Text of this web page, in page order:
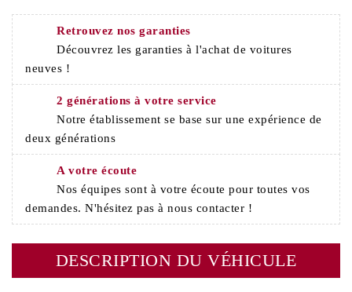
Retrouvez nos garanties
Découvrez les garanties à l'achat de voitures
neuves !
2 générations à votre service
Notre établissement se base sur une expérience de
deux générations
A votre écoute
Nos équipes sont à votre écoute pour toutes vos
demandes. N'hésitez pas à nous contacter !
DESCRIPTION DU VÉHICULE